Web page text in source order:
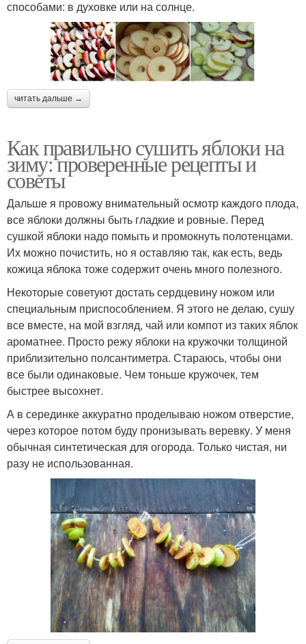
способами: в духовке или на солнце.
читать дальше →
Как правильно сушить яблоки на
зиму: проверенные рецепты и
советы
Дальше я провожу внимательный осмотр каждого плода,
все яблоки должны быть гладкие и ровные. Перед
сушкой яблоки надо помыть и промокнуть полотенцами.
Их можно почистить, но я оставляю так, как есть, ведь
кожица яблока тоже содержит очень много полезного.
Некоторые советуют достать сердцевину ножом или
специальным приспособлением. Я этого не делаю, сушу
все вместе, на мой взгляд, чай или компот из таких яблок
ароматнее. Просто режу яблоки на кружочки толщиной
приблизительно полсантиметра. Стараюсь, чтобы они
все были одинаковые. Чем тоньше кружочек, тем
быстрее высохнет.
А в серединке аккуратно проделываю ножом отверстие,
через которое потом буду пронизывать веревку. У меня
обычная синтетическая для огорода. Только чистая, ни
разу не использованная.